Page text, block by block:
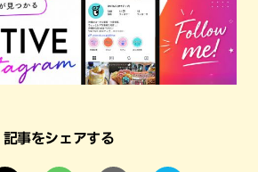
記事をシェアする